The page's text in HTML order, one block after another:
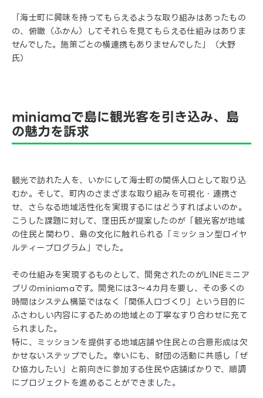
「海士町に興味を持ってもらえるような取り組みはあったもの
の、俯瞰（ふかん）してそれらを見てもらえる仕組みはありま
せんでした。施策ごとの横連携もありませんでした」（大野
氏）
miniamaで島に観光客を引き込み、島
の魅力を訴求
観光で訪れた人を、いかにして海士町の関係人口として取り込
むか。そして、町内のさまざまな取り組みを可視化・連携さ
せ、さらなる地域活性化を実現するにはどうすればよいのか。
こうした課題に対して、窪田氏が提案したのが「観光客が地域
の住民と関わり、島の文化に触れられる「ミッション型ロイヤ
ルティープログラム」でした。
その仕組みを実現するものとして、開発されたのがLINEミニア
プリのminiamaです。開発には3〜4カ月を要し、その多くの
時間はシステム構築ではなく「関係人口づくり」という目的に
ふさわしい内容にするための地域との丁寧なすり合わせに充て
られました。
特に、ミッションを提供する地域店舗や住民との合意形成は欠
かせないステップでした。幸いにも、財団の活動に共感し「ぜ
ひ協力したい」と前向きに参加する住民や店舗ばかりで、順調
にプロジェクトを進めることができました。